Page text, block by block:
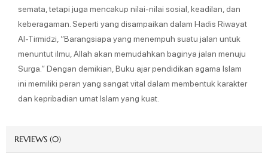
semata, tetapi juga mencakup nilai-nilai sosial, keadilan, dan
keberagaman. Seperti yang disampaikan dalam Hadis Riwayat
Al-Tirmidzi, “Barangsiapa yang menempuh suatu jalan untuk
menuntut ilmu, Allah akan memudahkan baginya jalan menuju
Surga.” Dengan demikian, Buku ajar pendidikan agama Islam
ini memiliki peran yang sangat vital dalam membentuk karakter
dan kepribadian umat Islam yang kuat.
REVIEWS (0)